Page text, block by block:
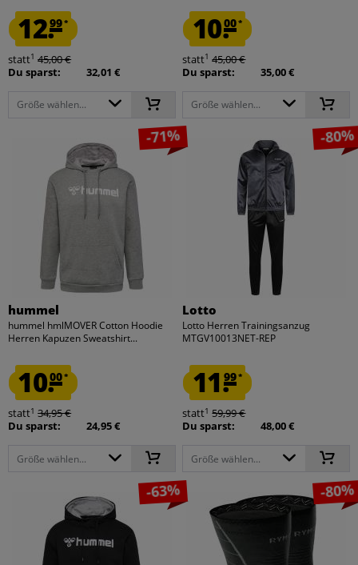
12.99*
statt1 45,00 €
Du sparst:
32,01 €
Größe wählen...
10.00*
statt1 45,00 €
Du sparst:
35,00 €
Größe wählen...
-71%
hummel
hummel hmlMOVER Cotton Hoodie
Herren Kapuzen Sweatshirt...
10.00*
statt1 34,95 €
Du sparst:
24,95 €
Größe wählen...
-80%
Lotto
Lotto Herren Trainingsanzug
MTGV10013NET-REP
11.99*
statt1 59,99 €
Du sparst:
48,00 €
Größe wählen...
-63% -80%